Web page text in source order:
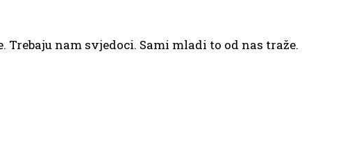
nam svjedoci. Sami mladi to od nas traže.